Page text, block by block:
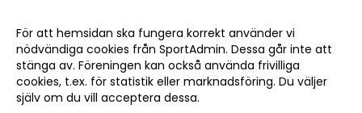
30För att hemsidan ska fungera korrekt använder vi
nödvändiga cookies från SportAdmin. Dessa går inte att
stänga av. Föreningen kan också använda frivilliga
cookies, t.ex. för statistik eller marknadsföring. Du väljer
själv om du vill acceptera dessa.